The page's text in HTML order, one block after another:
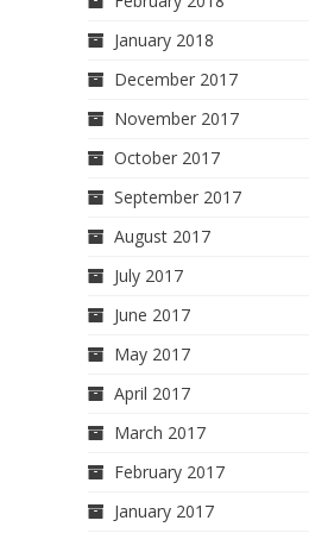
January 2018
December 2017
November 2017
October 2017
September 2017
August 2017
July 2017
June 2017
May 2017
April 2017
March 2017
February 2017
January 2017